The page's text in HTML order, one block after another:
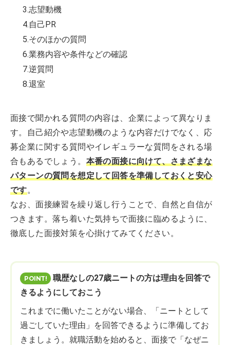
3.志望動機
4.自己PR
5.そのほかの質問
6.業務内容や条件などの確認
7.逆質問
8.退室
面接で聞かれる質問の内容は、企業によって異なりま
す。自己紹介や志望動機のような内容だけでなく、応
募企業に関する質問やイレギュラーな質問をされる場
合もあるでしょう。 本番の面接に向けて、さまざまな
パターンの質問を想定して回答を準備しておくと安心
です。
なお、面接練習を繰り返し行うことで、自然と自信が
つきます。落ち着いた気持ちで面接に臨めるように、
徹底した面接対策を心掛けてみてください。
職歴なしの27歳ニートの方は理由を回答で
きるようにしておこう
これまでに働いたことがない場合、「ニートとして
過ごしていた理由」を回答できるように準備してお
きましょう。就職活動を始めると、面接で「なぜニ